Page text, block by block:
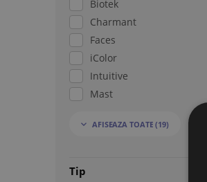
Biotek
Charmant
Faces
iColor
Intuitive
Mast
Med+
 AFISEAZA TOATE (19)
Tip